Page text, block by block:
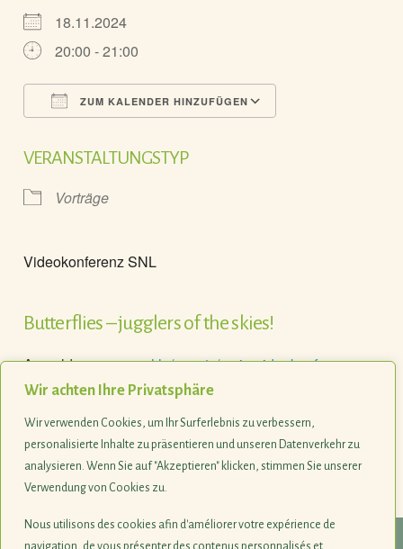
Wir achten Ihre Privatsphäre
Wir verwenden Cookies, um Ihr Surferlebnis zu verbessern,
personalisierte Inhalte zu präsentieren und unseren Datenverkehr zu
analysieren. Wenn Sie auf "Akzeptieren" klicken, stimmen Sie unserer
Verwendung von Cookies zu.
Nous utilisons des cookies afin d'améliorer votre expérience de
navigation, de vous présenter des contenus personnalisés et
18.11.2024
20:00 - 21:00
ZUM KALENDER HINZUFÜGEN
VERANSTALTUNGSTYP
Vorträge
Videokonferenz SNL
Butterflies – jugglers of the skies!
Anmeldungwww.snl.lu/events/serie-videokonferenzen
oder
www.mnhn.lu/videoconferences
Weitere Informationen finden Siehier.